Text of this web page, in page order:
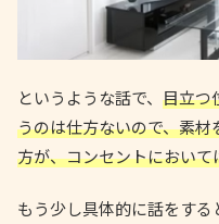
というような話で、 目立つ
うのは仕方ないので、素
方が、コンセントにおい
もう少し具体的に話をす